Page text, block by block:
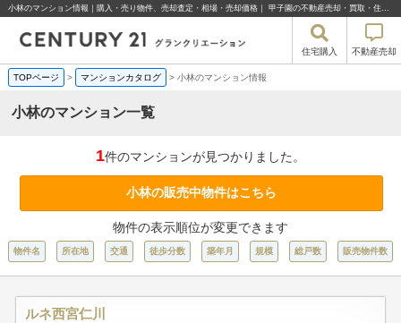
小林のマンション情報｜購入・売り物件、売却査定・相場・売却価格｜ 甲子園の不動産売却・買取・住宅購入はセンチュリー21グランクリエーション
住宅購入 不動産売却
TOPページ > マンションカタログ > 小林のマンション情報
小林のマンション一覧
1件のマンションが見つかりました。
小林の販売中物件はこちら
物件の表示順位が変更できます
物件名 所在地 交通 徒歩分数 築年月 規模 総戸数 販売物件数
ルネ西宮仁川